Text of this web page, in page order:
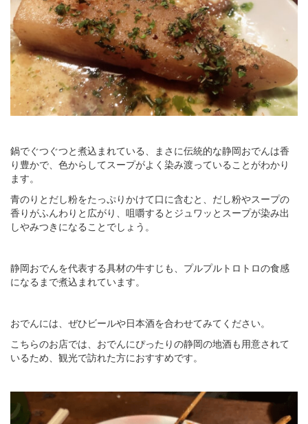
鍋でぐつぐつと煮込まれている、まさに伝統的な静岡おでんは香
り豊かで、色からしてスープがよく染み渡っていることがわかり
ます。
青のりとだし粉をたっぷりかけて口に含むと、だし粉やスープの
香りがふんわりと広がり、咀嚼するとジュワッとスープが染み出
しやみつきになることでしょう。
静岡おでんを代表する具材の牛すじも、プルプルトロトロの食感
になるまで煮込まれています。
おでんには、ぜひビールや日本酒を合わせてみてください。
こちらのお店では、おでんにぴったりの静岡の地酒も用意されて
いるため、観光で訪れた方におすすめです。